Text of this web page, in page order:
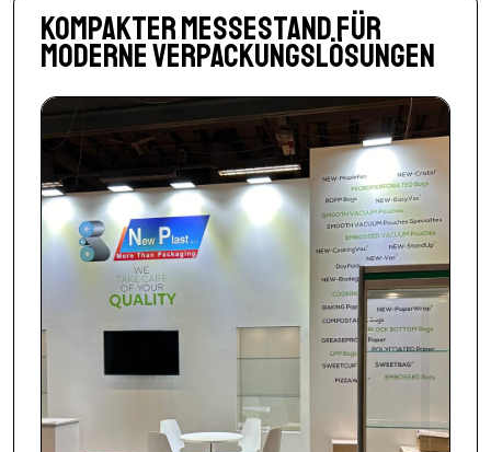
Kompakter Messestand für
moderne Verpackungslösungen